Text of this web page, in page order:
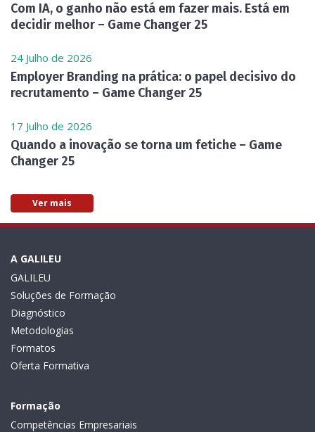
Com IA, o ganho não está em fazer mais. Está em
decidir melhor – Game Changer 25
24 Julho de 2026
Employer Branding na prática: o papel decisivo do
recrutamento – Game Changer 25
17 Julho de 2026
Quando a inovação se torna um fetiche – Game
Changer 25
Ver mais
A GALILEU
GALILEU
Soluções de Formação
Diagnóstico
Metodologias
Formatos
Oferta Formativa
Formação
Competências Empresariais